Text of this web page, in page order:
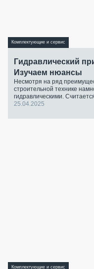
Комплектующие и сервис
Гидравлический
Изучаем нюансы
Несмотря на ряд
строительной технике
гидравлическими.
25.04.2025
Комплектующие и сервис